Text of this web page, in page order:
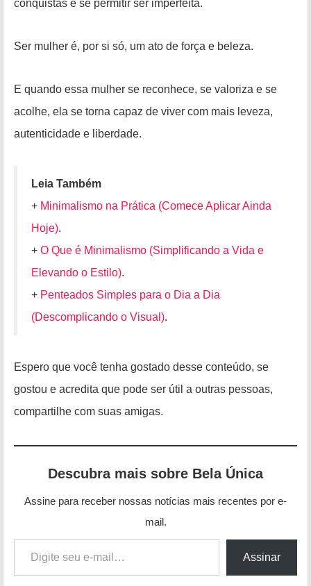
conquistas e se permitir ser imperfeita.
Ser mulher é, por si só, um ato de força e beleza.
E quando essa mulher se reconhece, se valoriza e se
acolhe, ela se torna capaz de viver com mais leveza,
autenticidade e liberdade.
Leia Também
+ Minimalismo na Prática (Comece Aplicar Ainda
Hoje).
+ O Que é Minimalismo (Simplificando a Vida e
Elevando o Estilo).
+ Penteados Simples para o Dia a Dia
(Descomplicando o Visual).
Espero que você tenha gostado desse conteúdo, se
gostou e acredita que pode ser útil a outras pessoas,
compartilhe com suas amigas.
Descubra mais sobre Bela Única
Assine para receber nossas notícias mais recentes por e-
mail.
Digite seu e-mail…
Assinar